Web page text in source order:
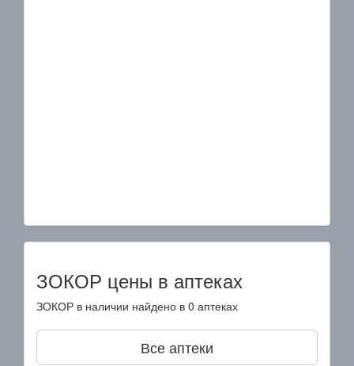
ЗОКОР цены в аптеках
ЗОКОР в наличии найдено в 0 аптеках
Все аптеки